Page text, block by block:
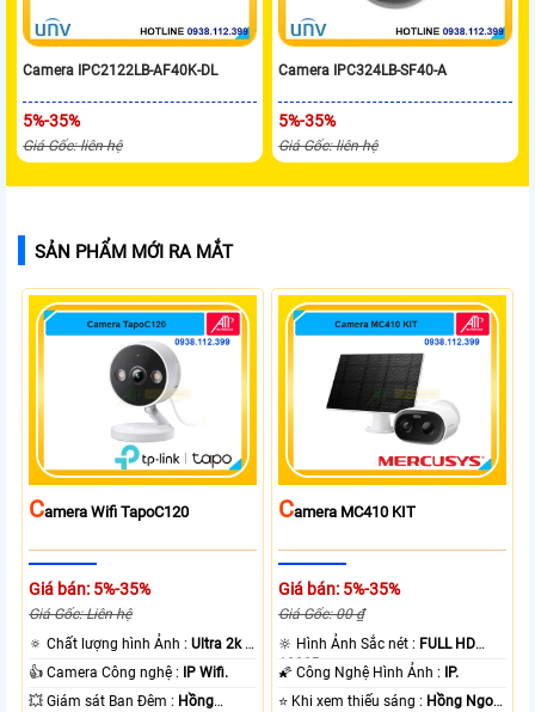
Camera IPC2122LB-AF40K-DL
5%-35%
Giá Gốc: liên hệ
Camera IPC324LB-SF40-A
5%-35%
Giá Gốc: liên hệ
SẢN PHẨM MỚI RA MẮT
CAmera Wifi TapoC120
Giá bán: 5%-35%
Giá Gốc: Liên hệ
🔅 Chất lượng hình Ảnh :Ultra 2k +
.
👍 Camera Công nghệ :
IP Wifi.
💥 Giám sát Ban Đêm : Hồng
CAmera MC410 KIT
Giá bán: 5%-35%
Giá Gốc: 00 ₫
🔆 Hình Ảnh Sắc nét : FULL HD
1080P .
🌠 Công Nghệ Hình Ảnh :
IP.
⭐ Khi xem thiếu sáng : Hồng Ngoại